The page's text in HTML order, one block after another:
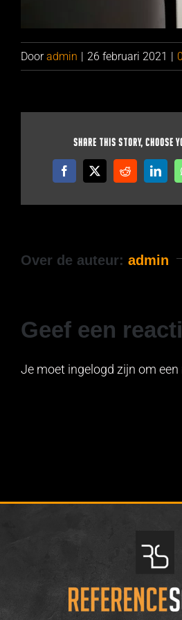
Dooradmin 26 februari 2021
Share This Story, Choose
Facebook
X Reddit
Over de auteur: admin
Geef een
Je moet ingelogd zijn om een